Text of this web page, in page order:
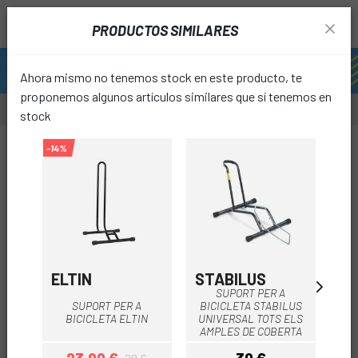
PRODUCTOS SIMILARES
Ahora mismo no tenemos stock en este producto, te
proponemos algunos artículos similares que sí tenemos en
stock
-14%
ELTIN
SUPORT PER A
BICICLETA ELTIN
STABILUS
SUPORT PER A
BICICLETA STABILUS
UNIVERSAL TOTS ELS
AMPLES DE COBERTA